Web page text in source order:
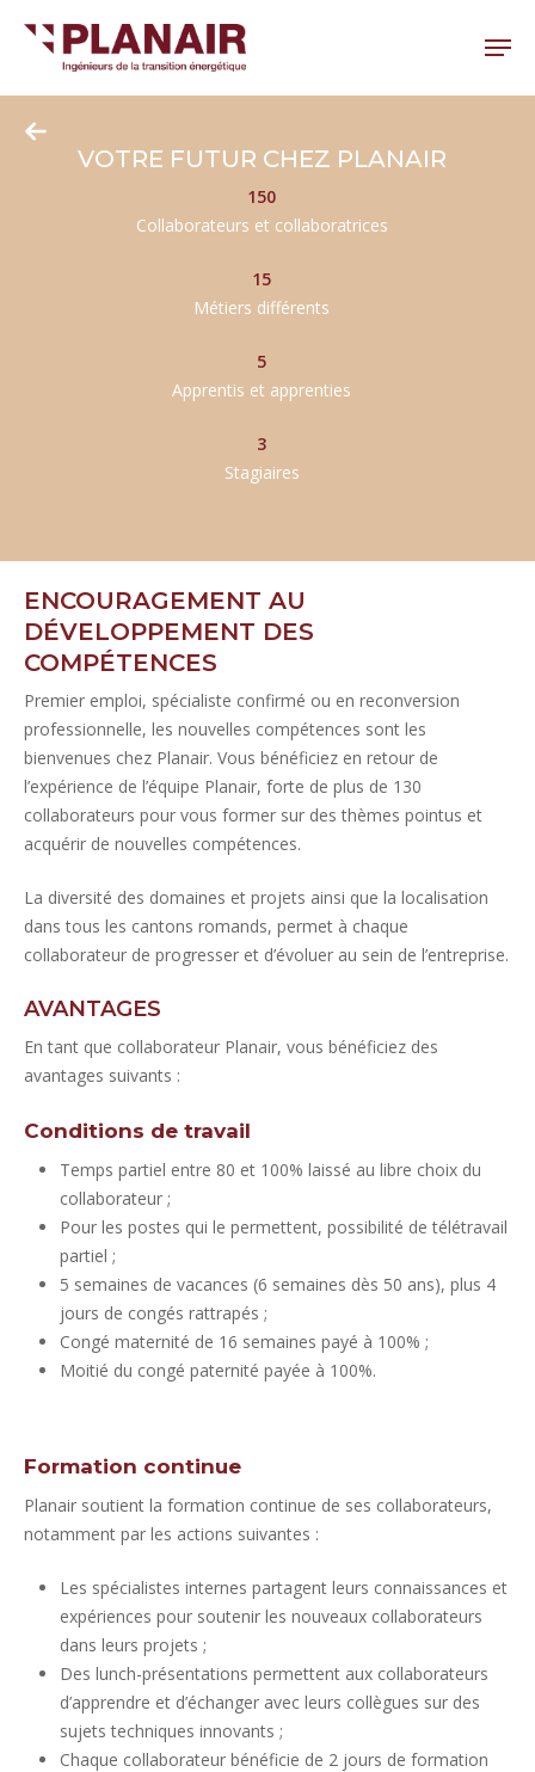
content
Menu
VOTRE FUTUR CHEZ PLANAIR
150
Collaborateurs et collaboratrices
15
Métiers différents
5
Apprentis et apprenties
3
Stagiaires
ENCOURAGEMENT AU
DÉVELOPPEMENT DES
COMPÉTENCES
Premier emploi, spécialiste confirmé ou en reconversion
professionnelle, les nouvelles compétences sont les
bienvenues chez Planair. Vous bénéficiez en retour de
l’expérience de l’équipe Planair, forte de plus de 130
collaborateurs pour vous former sur des thèmes pointus et
acquérir de nouvelles compétences.
La diversité des domaines et projets ainsi que la localisation
dans tous les cantons romands, permet à chaque
collaborateur de progresser et d’évoluer au sein de l’entreprise.
AVANTAGES
En tant que collaborateur Planair, vous bénéficiez des
avantages suivants :
Conditions de travail
Temps partiel entre 80 et 100% laissé au libre choix du
collaborateur ;
Pour les postes qui le permettent, possibilité de télétravail
partiel ;
5 semaines de vacances (6 semaines dès 50 ans), plus 4
jours de congés rattrapés ;
Congé maternité de 16 semaines payé à 100% ;
Moitié du congé paternité payée à 100%.
Formation continue
Planair soutient la formation continue de ses collaborateurs,
notamment par les actions suivantes :
Les spécialistes internes partagent leurs connaissances et
expériences pour soutenir les nouveaux collaborateurs
dans leurs projets ;
Des lunch-présentations permettent aux collaborateurs
d’apprendre et d’échanger avec leurs collègues sur des
sujets techniques innovants ;
Chaque collaborateur bénéficie de 2 jours de formation
Menu